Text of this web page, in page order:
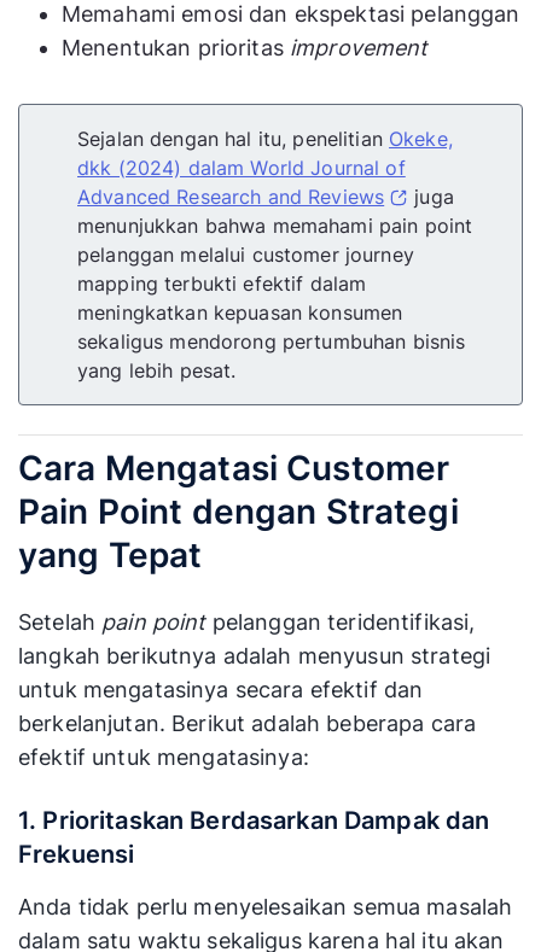
Memahami emosi dan ekspektasi pelanggan
Menentukan prioritas improvement
Sejalan dengan hal itu, penelitian Okeke,
dkk (2024) dalam World Journal of
Advanced Research and Reviews
juga
menunjukkan bahwa memahami pain point
pelanggan melalui customer journey
mapping terbukti efektif dalam
meningkatkan kepuasan konsumen
sekaligus mendorong pertumbuhan bisnis
yang lebih pesat.
Cara Mengatasi Customer
Pain Point dengan Strategi
yang Tepat
Setelah pain pointpelanggan teridentifikasi,
langkah berikutnya adalah menyusun strategi
untuk mengatasinya secara efektif dan
berkelanjutan. Berikut adalah beberapa cara
efektif untuk mengatasinya:
1. Prioritaskan Berdasarkan Dampak dan
Frekuensi
Anda tidak perlu menyelesaikan semua masalah
dalam satu waktu sekaligus karena hal itu akan